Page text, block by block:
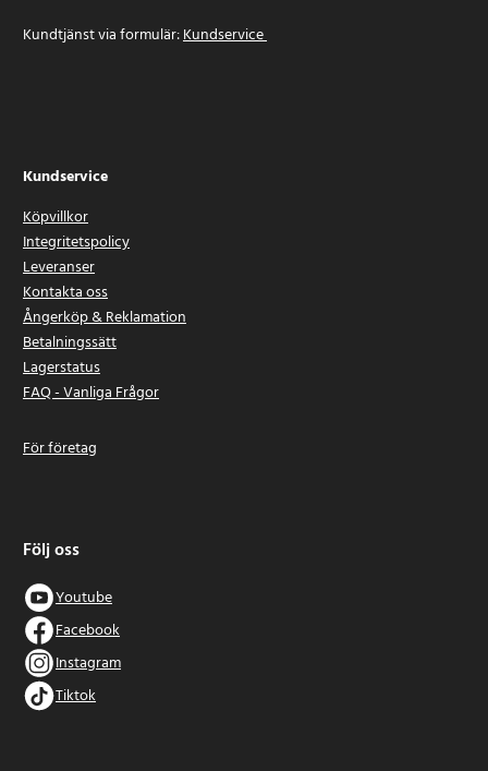
Kundtjänst via formulär:Kundservice
Kundservice
Köpvillkor
Integritetspolicy
Leveranser
Kontakta oss
Ångerköp & Reklamation
Betalningssätt
Lagerstatus
FAQ - Vanliga Frågor
För företag
Följ oss
Youtube
Facebook
Instagram
Tiktok